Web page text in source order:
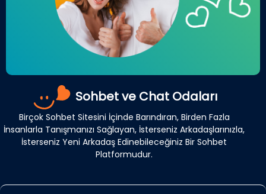
Sohbet ve Chat Odaları
Birçok Sohbet Sitesini İçinde Barındıran, Birden Fazla
İnsanlarla Tanışmanızı Sağlayan, İsterseniz Arkadaşlarınızla,
İsterseniz Yeni Arkadaş Edinebileceğiniz Bir Sohbet
Platformudur.